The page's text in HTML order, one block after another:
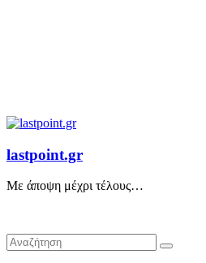
lastpoint.gr
Με άποψη μέχρι τέλους…